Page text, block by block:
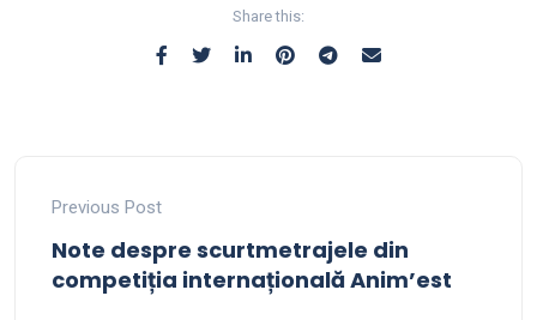
Share this:
Previous Post
Note despre scurtmetrajele din
competiția internațională Anim’est